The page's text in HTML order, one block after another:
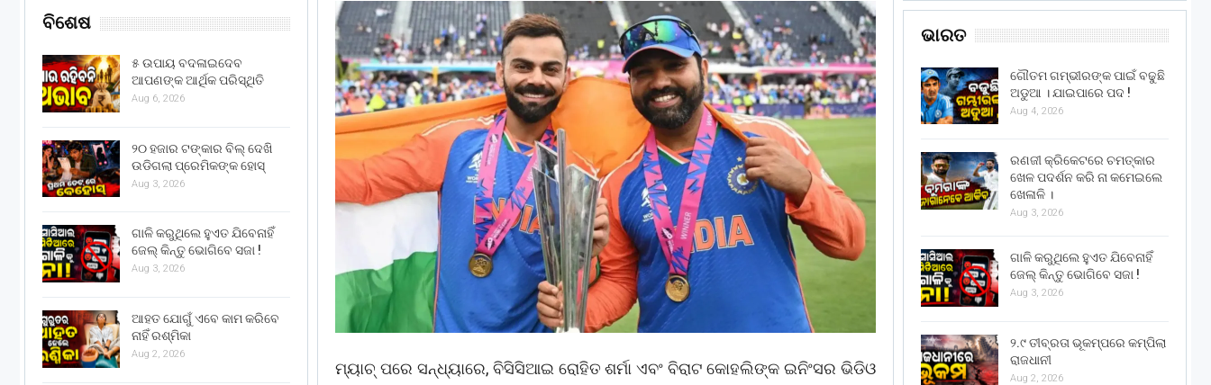
ମ୍ୟାଚ୍ ପରେ ସନ୍ଧ୍ୟାରେ, ବିସିସିଆଇ ରୋହିତ ଶର୍ମା ଏବଂ ବିରାଟ କୋହଲିଙ୍କ ଇନିଂସର ଭିଡିଓ
ଭାରତ
ଗୌତମ ଗମ୍ଭୀରଙ୍କ ପାଇଁ ବଢୁଛି
ଅଡୁଆ । ଯାଇପାରେ ପଦ !
Aug 4, 2026
ରଣଜୀ କ୍ରିକେଟରେ ଚମତ୍କାର
ଖେଳ ପଦର୍ଶନ କରି ନା କମେଇଲେ
ଖେଳାଳି ।
Aug 3, 2026
ଗାଳି କରୁଥିଲେ ହୁଏତ ଯିବେନାହିଁ
ଜେଲ୍ କିନ୍ତୁ ଭୋଗିବେ ସଜା !
Aug 3, 2026
୨.୯ ତୀବ୍ରତା ଭୂକମ୍ପରେ କମ୍ପିଲା
ରାଜଧାନୀ
Aug 2, 2026
ବିଶେଷ
୫ ଉପାୟ ବଦଳାଇଦେବ
ଆପଣଙ୍କ ଆର୍ଥିକ ପରିସ୍ଥିତି
Aug 6, 2026
୨୦ ହଜାର ଟଙ୍କାର ବିଲ୍ ଦେଖି
ଉଡିଗଲା ପ୍ରେମିକଙ୍କ ହୋସ୍
Aug 3, 2026
ଗାଳି କରୁଥିଲେ ହୁଏତ ଯିବେନାହିଁ
ଜେଲ୍ କିନ୍ତୁ ଭୋଗିବେ ସଜା !
Aug 3, 2026
ଆହତ ଯୋଗୁଁ ଏବେ କାମ କରିବେ
ନାହିଁ ରଶ୍ମିକା
Aug 2, 2026